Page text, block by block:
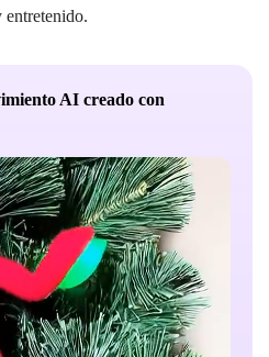
entretenido.
AI creado con